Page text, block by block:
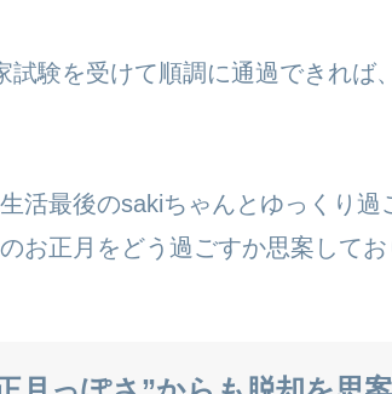
試験を受けて順調に通過できれば
活最後のsakiちゃんとゆっくり
お正月をどう過ごすか思案してお